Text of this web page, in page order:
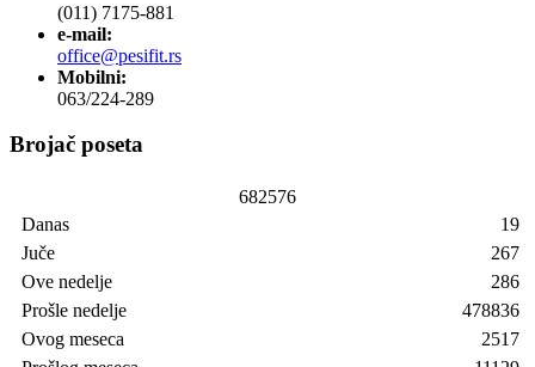
(011) 7175-881
e-mail:
office@pesifit.rs
Mobilni:
063/224-289
Brojač poseta
682576
Danas
Juče
Ove nedelje
Prošle nedelje
Ovog meseca
19
267
286
478836
2517